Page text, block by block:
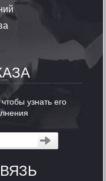
узнать его